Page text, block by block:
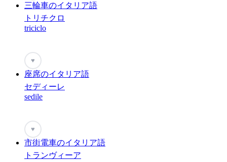
三輪車のイタリア語
トリチクロ
triciclo
♥
座席のイタリア語
セディーレ
sedile
♥
市街電車のイタリア語
トランヴィーア